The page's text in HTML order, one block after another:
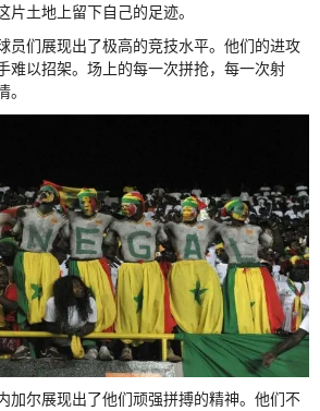
片土地上留下自己的足迹。
员们展现出了极高的竞技水平。他们的进攻
难以招架。场上的每一次拼抢，每一次射
。
加尔展现出了他们顽强拼搏的精神。他们不